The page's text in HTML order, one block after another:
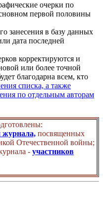
очерки по
первой половины
занесения в базу данных
дата последней
корректируются и
или более точной
благодарна всем, кто
списка, а также
по отдельным авторам
журнала, посвященных
Отечественной войны;
- участников